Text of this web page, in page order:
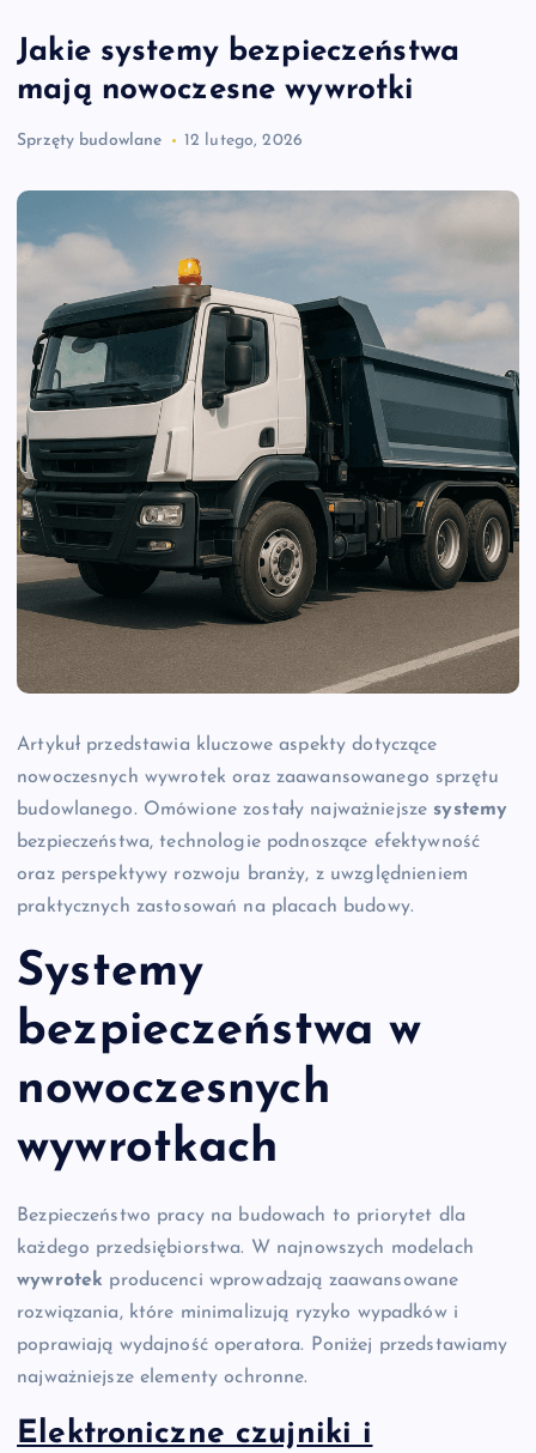
Jakie systemy bezpieczeństwa
mają nowoczesne wywrotki
Sprzęty budowlane 12 lutego, 2026
Artykuł przedstawia kluczowe aspekty dotyczące
nowoczesnych wywrotek oraz zaawansowanego sprzętu
budowlanego. Omówione zostały najważniejsze systemy
bezpieczeństwa, technologie podnoszące efektywność
oraz perspektywy rozwoju branży, z uwzględnieniem
praktycznych zastosowań na placach budowy.
Systemy
bezpieczeństwa w
nowoczesnych
wywrotkach
Bezpieczeństwo pracy na budowach to priorytet dla
każdego przedsiębiorstwa. W najnowszych modelach
wywrotek producenci wprowadzają zaawansowane
rozwiązania, które minimalizują ryzyko wypadków i
poprawiają wydajność operatora. Poniżej przedstawiamy
najważniejsze elementy ochronne.
Elektroniczne czujniki i